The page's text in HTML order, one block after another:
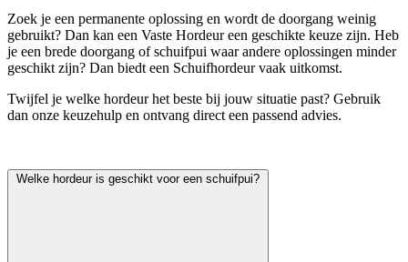
Zoek je een permanente oplossing en wordt de doorgang weinig
gebruikt? Dan kan een Vaste Hordeur een geschikte keuze zijn. Heb
je een brede doorgang of schuifpui waar andere oplossingen minder
geschikt zijn? Dan biedt een Schuifhordeur vaak uitkomst.
Twijfel je welke hordeur het beste bij jouw situatie past? Gebruik
dan onze keuzehulp en ontvang direct een passend advies.
Welke hordeur is geschikt voor een schuifpui?